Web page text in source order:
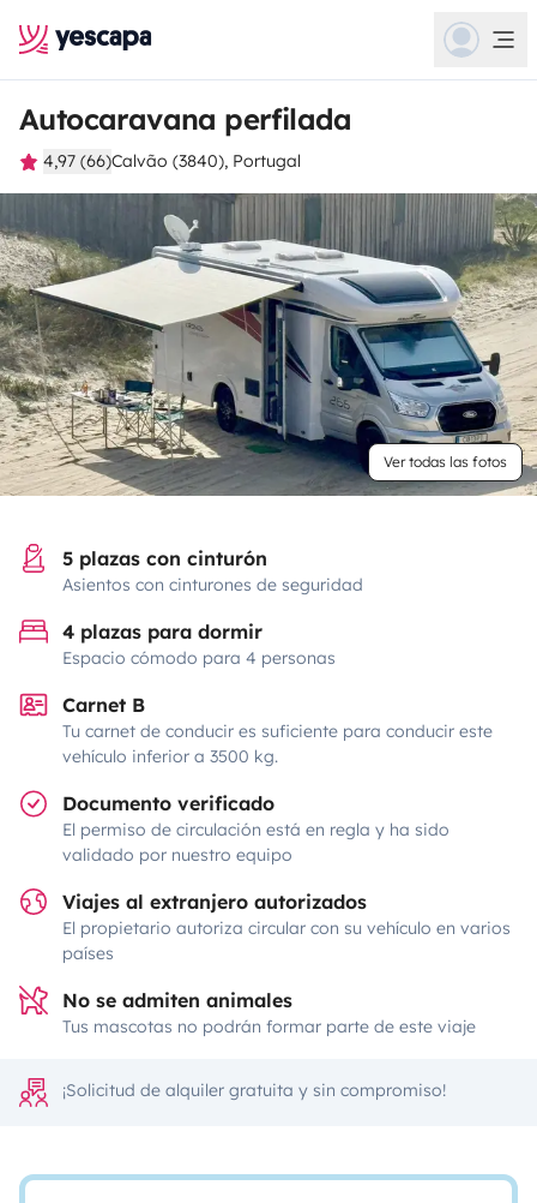
Autocaravana perfilada
4,97 (66)Calvão (3840), Portugal
Ver todas las fotos
5 plazas con cinturón
Asientos con cinturones de seguridad
4 plazas para dormir
Espacio cómodo para 4 personas
Carnet B
Tu carnet de conducir es suficiente para conducir este
vehículo inferior a 3500 kg.
Documento verificado
El permiso de circulación está en regla y ha sido
validado por nuestro equipo
Viajes al extranjero autorizados
El propietario autoriza circular con su vehículo en varios
países
No se admiten animales
Tus mascotas no podrán formar parte de este viaje
¡Solicitud de alquiler gratuita y sin compromiso!